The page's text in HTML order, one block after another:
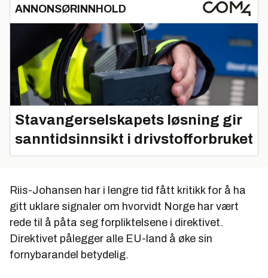
ANNONSØRINNHOLD
Stavangerselskapets løsning gir
sanntidsinnsikt i drivstofforbruket
Riis-Johansen har i lengre tid fått kritikk for å ha
gitt uklare signaler om hvorvidt Norge har vært
rede til å påta seg forpliktelsene i direktivet.
Direktivet pålegger alle EU-land å øke sin
fornybarandel betydelig.